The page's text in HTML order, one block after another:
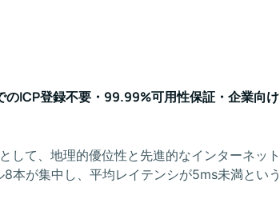
のICP登録不要・99.99%可用性保証・企業向け
して、地理的優位性と先進的なインターネット
本が集中し、平均レイテンシが5ms未満という